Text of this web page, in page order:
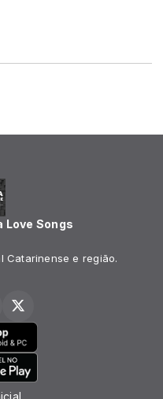
Love Songs
Catarinense e região.